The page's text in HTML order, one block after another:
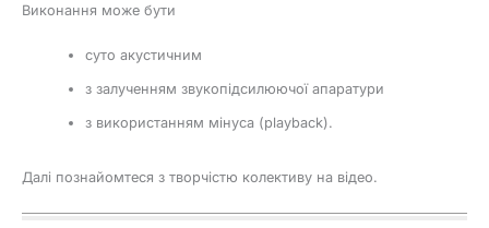
Виконання може бути
суто акустичним
з залученням звукопідсилюючої апаратури
з використанням мінуса (playback).
Далі познайомтеся з творчістю колективу на відео.